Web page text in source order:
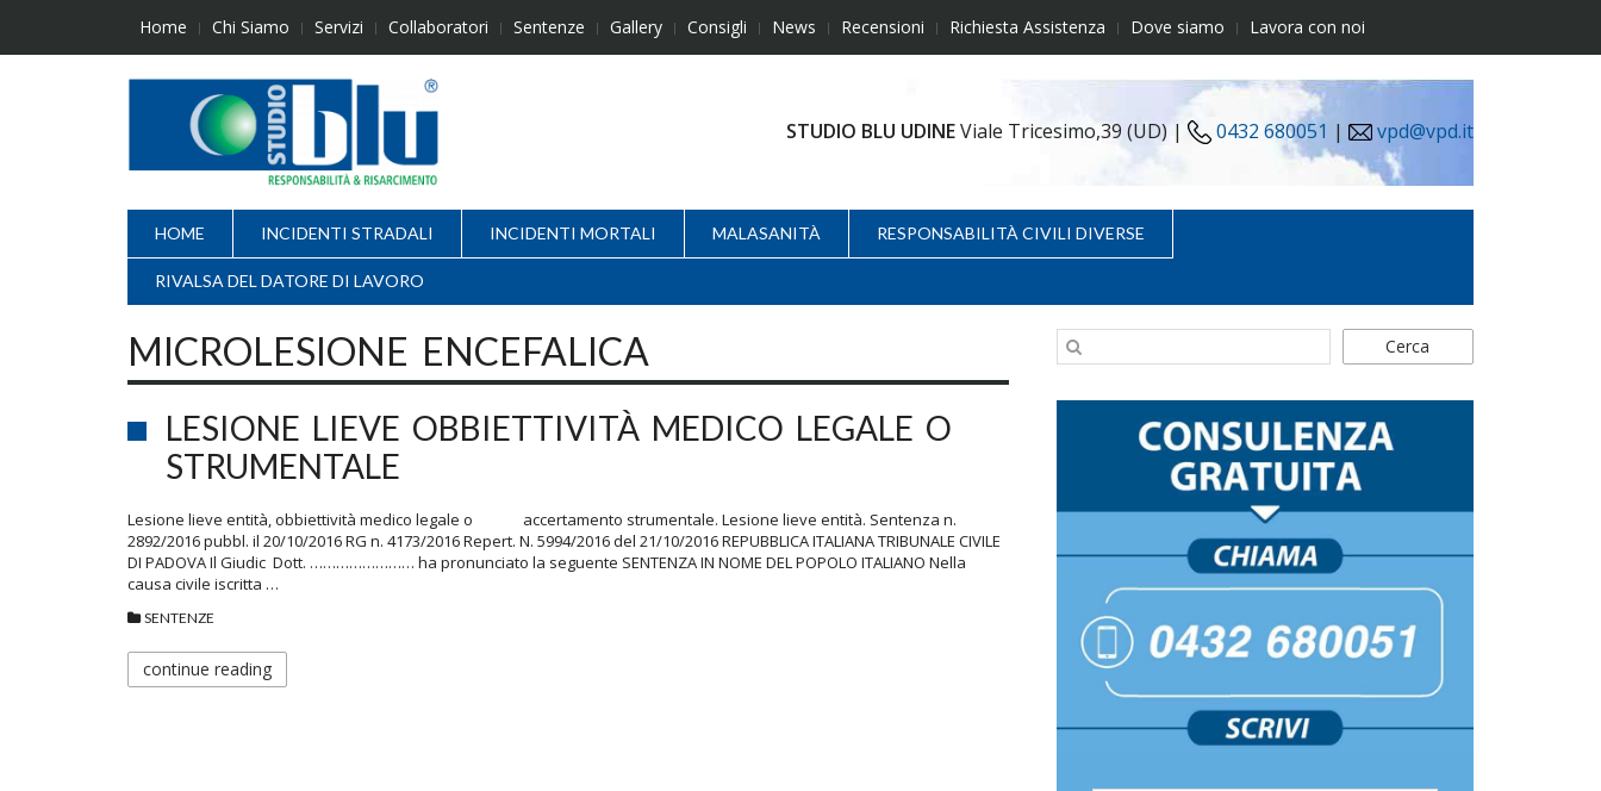
content
Home Chi Siamo Servizi Collaboratori Sentenze Gallery Consigli News Recensioni Richiesta Assistenza Dove siamo Lavora con noi
STUDIO BLU UDINEViale Tricesimo,39 (UD) | 0432 680051 | vpd@vpd.it
HOME INCIDENTI STRADALI INCIDENTI MORTALI MALASANITÀ RESPONSABILITÀ CIVILI DIVERSE
RIVALSA DEL DATORE DI LAVORO
MICROLESIONE ENCEFALICA
LESIONE LIEVE OBBIETTIVITÀ MEDICO LEGALE O
STRUMENTALE
Lesione lieve entità, obbiettività medico legale o accertamento strumentale. Lesione lieve entità. Sentenza n.
2892/2016 pubbl. il 20/10/2016 RG n. 4173/2016 Repert. N. 5994/2016 del 21/10/2016 REPUBBLICA ITALIANA TRIBUNALE CIVILE
DI PADOVA Il Giudic Dott. …………………… ha pronunciato la seguente SENTENZA IN NOME DEL POPOLO ITALIANO Nella
causa civile iscritta …
SENTENZE
continue reading
Cerca